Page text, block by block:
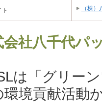
（株
会社八千代パ
は「グリー
環境貢献活動